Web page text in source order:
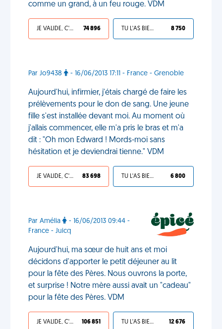
comme un grand, à un feu rouge. VDM
JE VALIDE, C'EST UNE VDM 74 896 TU L'AS BIEN MÉRITÉ 8 750
Par Jo9438 - 16/06/2013 17:11 - France - Grenoble
Aujourd'hui, infirmier, j'étais chargé de faire les
prélèvements pour le don de sang. Une jeune
fille s'est installée devant moi. Au moment où
j'allais commencer, elle m'a pris le bras et m'a
dit : "Oh mon Edward ! Mords-moi sans
hésitation et je deviendrai tienne." VDM
JE VALIDE, C'EST UNE VDM 83 698 TU L'AS BIEN MÉRITÉ 6 800
Par Amélia
- 16/06/2013 09:44 -
France - Juicq
Aujourd'hui, ma sœur de huit ans et moi
décidons d'apporter le petit déjeuner au lit
pour la fête des Pères. Nous ouvrons la porte,
et surprise ! Notre mère aussi avait un "cadeau"
pour la fête des Pères. VDM
JE VALIDE, C'EST UNE VDM 106 851 TU L'AS BIEN MÉRITÉ 12 676